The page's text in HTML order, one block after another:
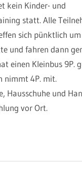
kein Kinder- und
statt. Alle
sich pünktlich
und fahren dann
einen Kleinbus 9P.
nimmt 4P. mit.
Hausschuhe und
vor Ort.